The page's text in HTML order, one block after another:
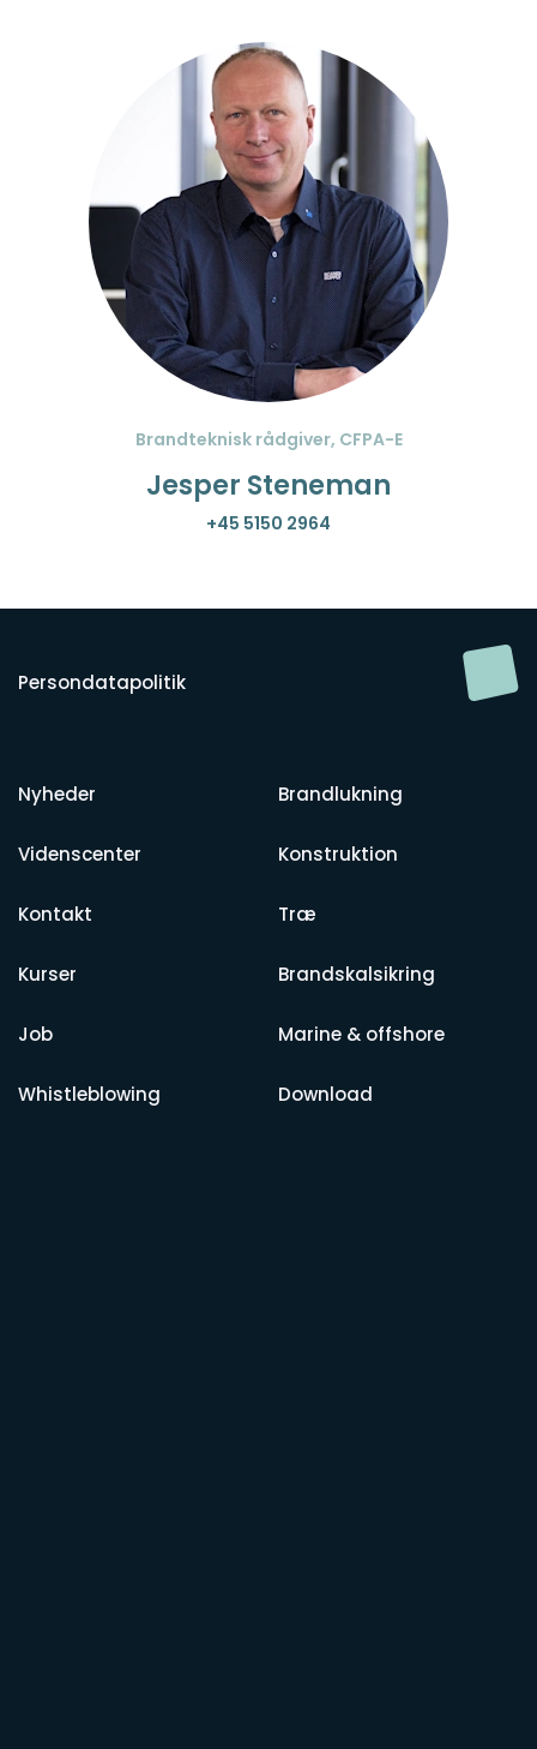
Brandteknisk rådgiver, CFPA-E
Jesper Steneman
+45 5150 2964
Persondatapolitik
Nyheder
Videnscenter
Kontakt
Kurser
Job
Whistleblowing
Brandlukning
Konstruktion
Træ
Brandskalsikring
Marine & offshore
Download